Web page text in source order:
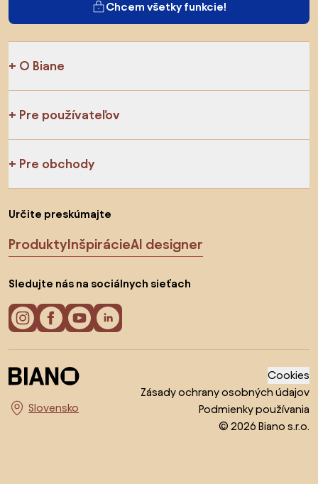
Chcem všetky funkcie!
O Biane
Pre používateľov
Pre obchody
Určite preskúmajte
ProduktyInšpirácieAI designer
Sledujte nás na sociálnych sieťach
Vyberte krajinu
Cookies
Zásady ochrany osobných údajov
Podmienky používania
© 2026 Biano s.r.o.